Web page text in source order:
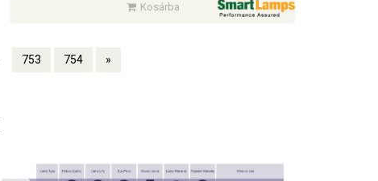
Kosárba
753 754 »